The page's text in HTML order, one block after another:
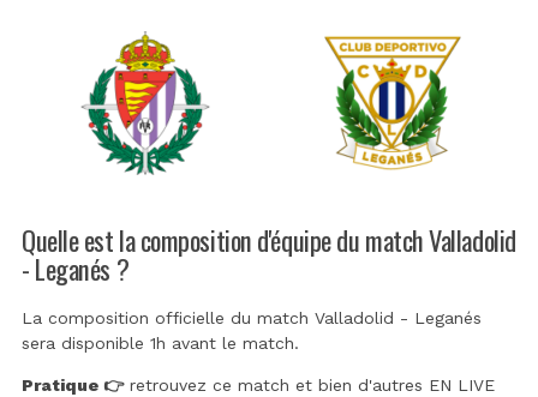
Quelle est la composition d'équipe du match Valladolid
- Leganés ?
La composition officielle du match Valladolid - Leganés
sera disponible 1h avant le match.
Pratique 👉retrouvez ce match et bien d'autres EN LIVE